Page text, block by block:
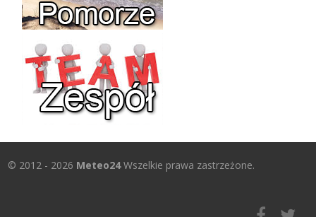
© 2012 - 2026 Meteo24Wszelkie prawa zastrzeżone.